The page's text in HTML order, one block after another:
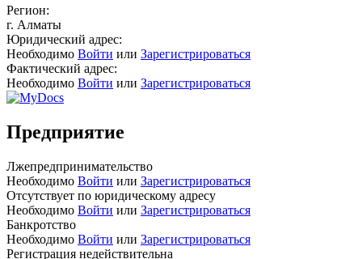
Регион:
г. Алматы
Юридический адрес:
Необходимо Войти или Зарегистрироваться
Фактический адрес:
Необходимо Войти или Зарегистрироваться
Предприятие
Лжепредпринимательство
Необходимо Войти или Зарегистрироваться
Отсутствует по юридическому адресу
Необходимо Войти или Зарегистрироваться
Банкротство
Необходимо Войти или Зарегистрироваться
Регистрация недействительна